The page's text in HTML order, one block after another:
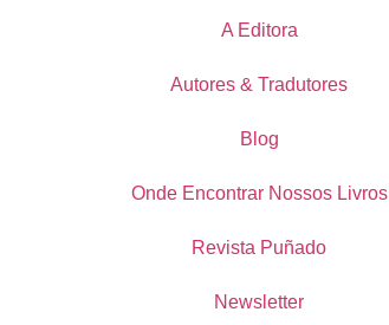
A Editora
Autores & Tradutores
Blog
Onde Encontrar Nossos Livros
Revista Puñado
Newsletter